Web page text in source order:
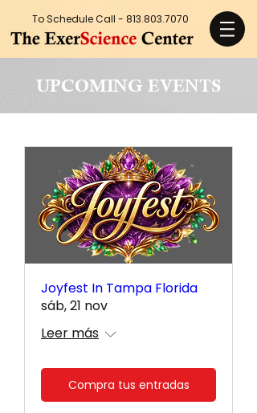
To Schedule Call - 813.803.7070
UPCOMING EVENTS
Joyfest In Tampa Florida
sáb, 21 nov
Leer más
Compra tus entradas